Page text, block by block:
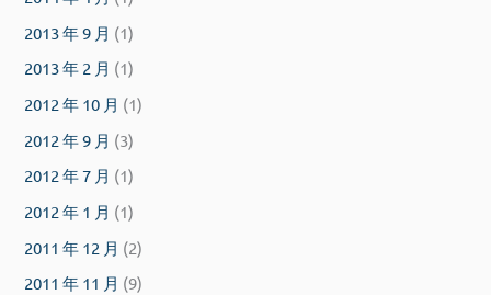
2013 年 9 月 (1)
2013 年 2 月 (1)
2012 年 10 月 (1)
2012 年 9 月 (3)
2012 年 7 月 (1)
2012 年 1 月 (1)
2011 年 12 月 (2)
2011 年 11 月 (9)